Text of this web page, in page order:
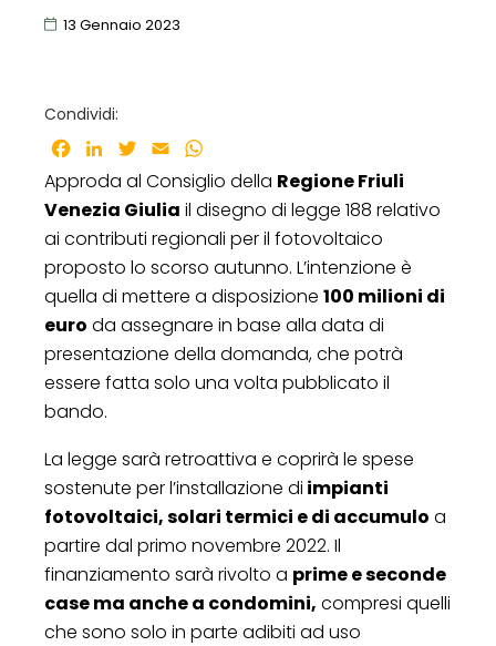
13 Gennaio 2023
Condividi:
Facebook
LinkedInTwitter
Email
Approda al Consiglio della Regione Friuli
Venezia Giulia il disegno di legge 188 relativo
ai contributi regionali per il fotovoltaico
proposto lo scorso autunno. L’intenzione è
quella di mettere a disposizione 100 milioni di
euro da assegnare in base alla data di
presentazione della domanda, che potrà
essere fatta solo una volta pubblicato il
bando.
La legge sarà retroattiva e coprirà le spese
sostenute per l’installazione di impianti
fotovoltaici, solari termici e di accumulo a
partire dal primo novembre 2022. Il
finanziamento sarà rivolto a prime e seconde
case ma anche a condomini, compresi quelli
che sono solo in parte adibiti ad uso